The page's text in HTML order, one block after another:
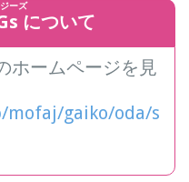
ーズ
について
ホームページを見
mofaj/gaiko/oda/s